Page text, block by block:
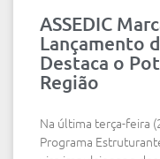
ASSEDIC
Lançamento
Destaca o
Região
Na última terça-feira
Programa